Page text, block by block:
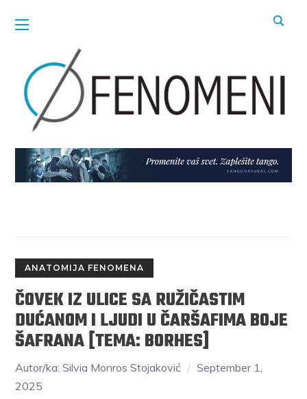
ANATOMIJA FENOMENA
ČOVEK IZ ULICE SA RUŽIČASTIM
DUĆANOM I LJUDI U ČARŠAFIMA BOJE
ŠAFRANA [TEMA: BORHES]
Autor/ka: Silvia Monros Stojaković
September 1,
2025